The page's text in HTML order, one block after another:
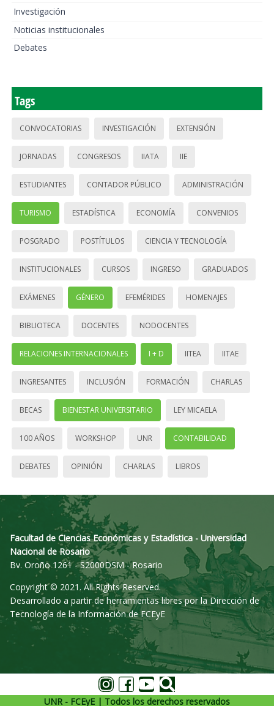
Investigación
Noticias institucionales
Debates
Tags
CONVOCATORIAS INVESTIGACIÓN EXTENSIÓN
JORNADAS CONGRESOS IIATA IIE
ESTUDIANTES CONTADOR PÚBLICO ADMINISTRACIÓN
TURISMO ESTADÍSTICA ECONOMÍA CONVENIOS
POSGRADO POSTÍTULOS CIENCIA Y TECNOLOGÍA
INSTITUCIONALES CURSOS INGRESO GRADUADOS
EXÁMENES GÉNERO EFEMÉRIDES HOMENAJES
BIBLIOTECA DOCENTES NODOCENTES
RELACIONES INTERNACIONALES I + D IITEA IITAE
INGRESANTES INCLUSIÓN FORMACIÓN CHARLAS
BECAS BIENESTAR UNIVERSITARIO LEY MICAELA
100 AÑOS WORKSHOP UNR CONTABILIDAD
DEBATES OPINIÓN CHARLAS LIBROS
Facultad de Ciencias Económicas y Estadística - Universidad
Nacional de Rosario
Bv. Oroño 1261 - S2000DSM - Rosario
Copyright © 2021. All Rights Reserved.
Desarrollado a partir de herramientas libres por la Dirección de
Tecnología de la Información de FCEyE
UNR - FCEyE | Todos los derechos reservados